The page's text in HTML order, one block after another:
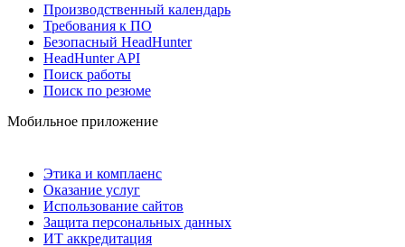
Производственный календарь
Требования к ПО
Безопасный HeadHunter
HeadHunter API
Поиск работы
Поиск по резюме
Мобильное приложение
Этика и комплаенс
Оказание услуг
Использование сайтов
Защита персональных данных
ИТ аккредитация